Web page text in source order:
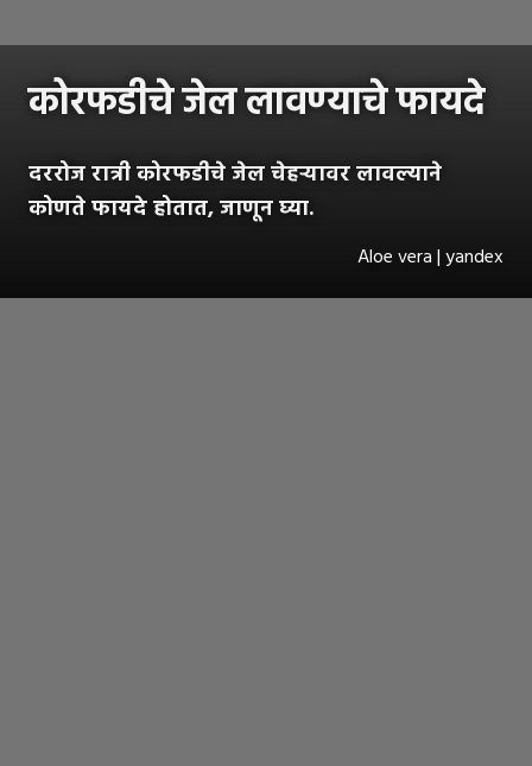
कोरफडीचे जेल लावण्याचे फायदे
दररोज रात्री कोरफडीचे जेल चेहऱ्यावर लावल्याने
कोणते फायदे होतात, जाणून घ्या.
Aloe vera | yandex